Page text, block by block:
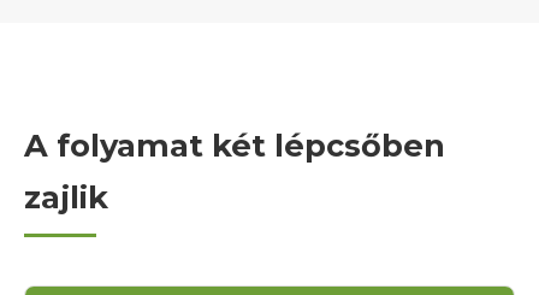
A folyamat két lépcsőben
zajlik